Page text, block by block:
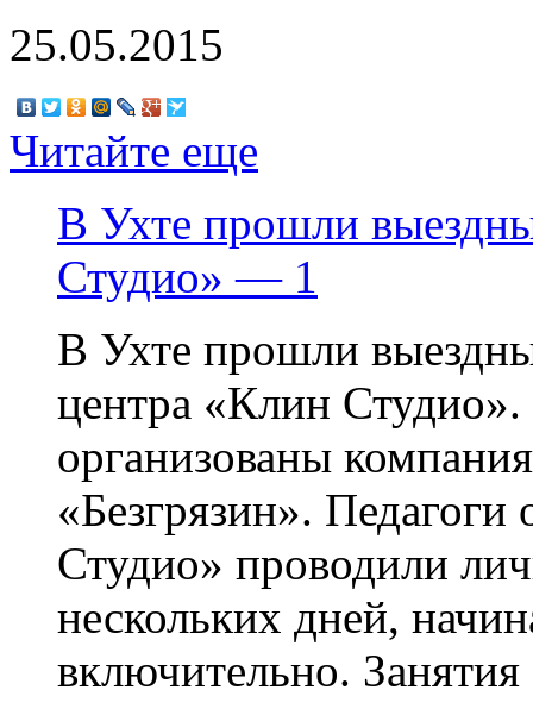
25.05.2015
Читайте еще
В Ухте прошли
Студио» — 1
В Ухте прошли
центра «Клин
организованы
«Безгрязин».
Студио» проводили
нескольких дней,
включительно. Занятия